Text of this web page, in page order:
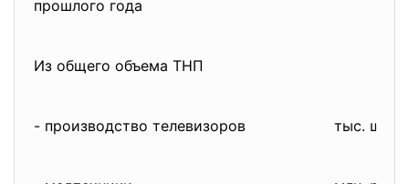
прошлого года
Из общего объема ТНП
- производство телевизоров тыс. шт.